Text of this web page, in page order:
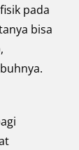
pada
bisa